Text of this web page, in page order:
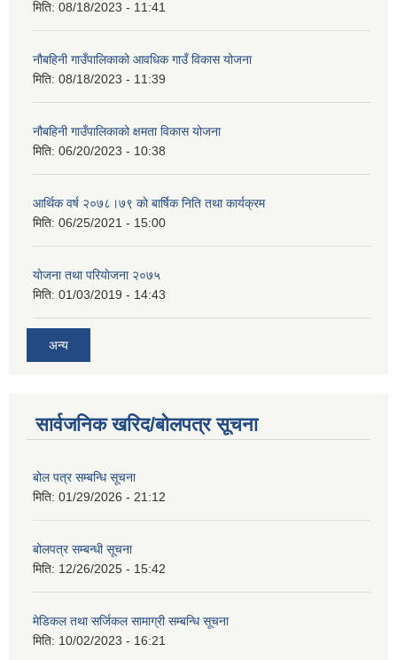
मिति: 08/18/2023 - 11:41
नौबहिनी गाउँपालिकाको आवधिक गाउँ विकास योजना
मिति: 08/18/2023 - 11:39
नौबहिनी गाउँपालिकाको क्षमता विकास योजना
मिति: 06/20/2023 - 10:38
आर्थिक वर्ष २०७८।७९ काे बार्षिक निति तथा कार्यक्रम
मिति: 06/25/2021 - 15:00
याेजना तथा परियाेजना २०७५
मिति: 01/03/2019 - 14:43
अन्य
सार्वजनिक खरिद/बोलपत्र सूचना
बोल पत्र सम्बन्धि सूचना
मिति: 01/29/2026 - 21:12
बोलपत्र सम्बन्धी सूचना
मिति: 12/26/2025 - 15:42
मेडिकल तथा सर्जिकल सामाग्री सम्बन्धि सूचना
मिति: 10/02/2023 - 16:21